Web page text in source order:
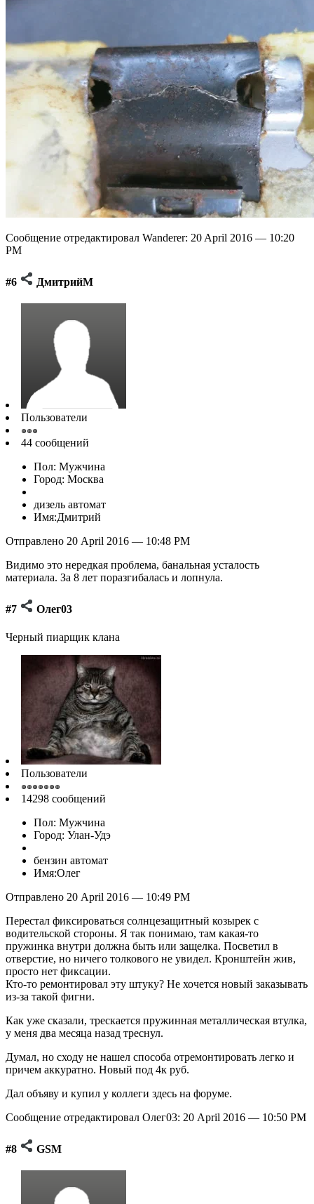
Сообщение отредактировал Wanderer: 20 April 2016 — 10:20
PM
#6 ДмитрийМ
Пользователи
44 сообщений
Пол: Мужчина
Город: Москва
дизель автомат
Имя:Дмитрий
Отправлено 20 April 2016 — 10:48 PM
Видимо это нередкая проблема, банальная усталость
материала. За 8 лет поразгибалась и лопнула.
#7 Олег03
Черный пиарщик клана
Пользователи
14298 сообщений
Пол: Мужчина
Город: Улан-Удэ
бензин автомат
Имя:Олег
Отправлено 20 April 2016 — 10:49 PM
Перестал фиксироваться солнцезащитный козырек с
водительской стороны. Я так понимаю, там какая-то
пружинка внутри должна быть или защелка. Посветил в
отверстие, но ничего толкового не увидел. Кронштейн жив,
просто нет фиксации.
Кто-то ремонтировал эту штуку? Не хочется новый заказывать
из-за такой фигни.
Как уже сказали, трескается пружинная металлическая втулка,
у меня два месяца назад треснул.
Думал, но сходу не нашел способа отремонтировать легко и
причем аккуратно. Новый под 4к руб.
Дал объяву и купил у коллеги здесь на форуме.
Сообщение отредактировал Олег03: 20 April 2016 — 10:50 PM
#8 GSM